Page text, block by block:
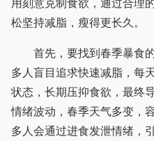
用刻意克制食欲，通过合理
松坚持减脂，瘦得更长久。
首先，要找到春季暴食的
多人盲目追求快速减脂，每
状态，长期压抑食欲，最终
情绪波动，春季天气多变，
多人会通过进食发泄情绪，